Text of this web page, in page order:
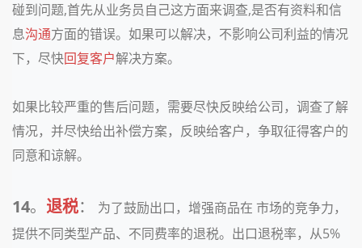
碰到问题,首先从业务员自己这方面来调查,是否有资料和信
息沟通方面的错误。如果可以解决，不影响公司利益的情况
下，尽快回复客户解决方案。
如果比较严重的售后问题，需要尽快反映给公司，调查了解
情况，并尽快给出补偿方案，反映给客户，争取征得客户的
同意和谅解。
14。 退税：
为了鼓励出口，增强商品在 市场的竞争力，
提供不同类型产品、不同费率的退税。出口退税率，从5%